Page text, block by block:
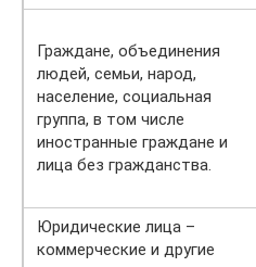
Граждане, объединения
людей, семьи, народ,
население, социальная
группа, в том числе
иностранные граждане и
лица без гражданства.
Юридические лица –
коммерческие и другие